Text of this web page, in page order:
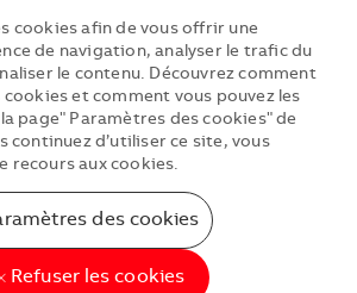
cookies afin de vous offrir une
de navigation, analyser le trafic du
le contenu. Découvrez comment
cookies et comment vous pouvez les
page" Paramètres des cookies" de
continuez d’utiliser ce site, vous
recours aux cookies.
des cookies
Refuser les cookies